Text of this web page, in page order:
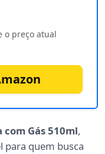
o preço atual
Gás 510ml,
para quem busca